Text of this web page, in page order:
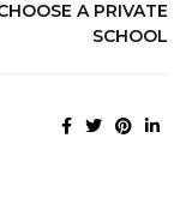
A PRIVATE
SCHOOL